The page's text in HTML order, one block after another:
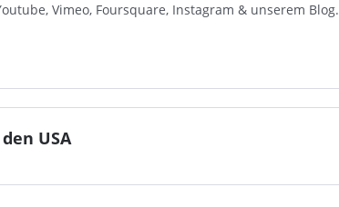
Vimeo, Foursquare, Instagram & unserem Blog.
USA